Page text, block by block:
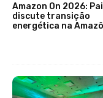
Amazon On 2026:
discute transição
energética na